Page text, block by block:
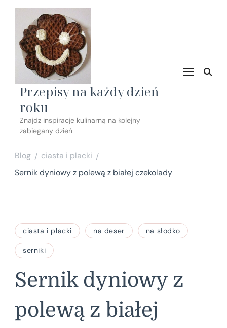
Przepisy na każdy dzień
roku
Znajdz inspirację kulinarną na kolejny
zabiegany dzień
Blog / ciasta i placki /
Sernik dyniowy z polewą z białej czekolady
ciasta i placki na deser na słodko
serniki
Sernik dyniowy z
polewą z białej